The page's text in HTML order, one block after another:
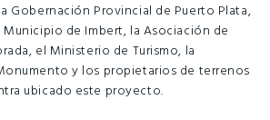
Gobernación Provincial de Puerto Plata,
de Imbert, la Asociación de
el Ministerio de Turismo, la
y los propietarios de terrenos
ubicado este proyecto.